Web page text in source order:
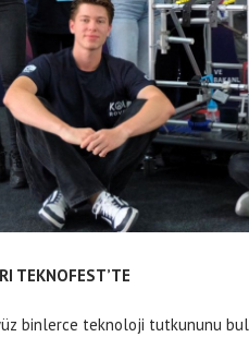
TEKNOFEST’TE
binlerce teknoloji tutkununu